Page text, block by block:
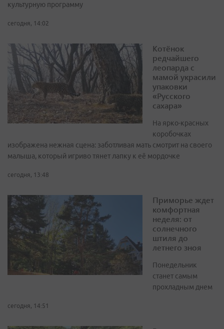
культурную программу
сегодня, 14:02
Котёнок
редчайшего
леопарда с
мамой украсили
упаковки
«Русского
сахара»
На ярко-красных
коробочках
изображена нежная сцена: заботливая мать смотрит на своего
малыша, который игриво тянет лапку к её мордочке
сегодня, 13:48
Приморье ждет
комфортная
неделя: от
солнечного
штиля до
летнего зноя
Понедельник
станет самым
прохладным днем
сегодня, 14:51